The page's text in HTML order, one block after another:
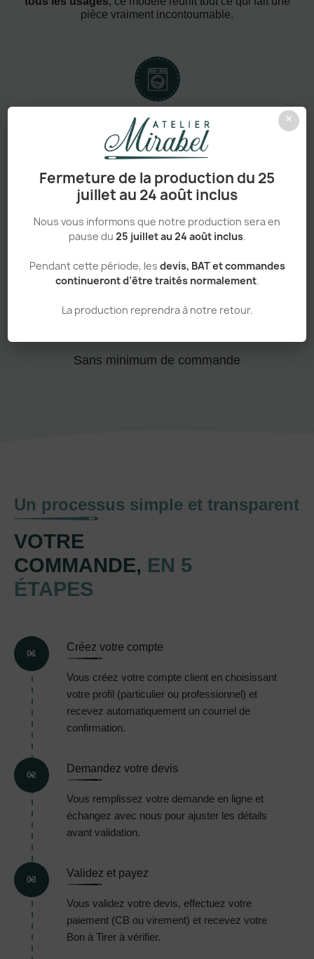
×
Fermeture de la production du 25
juillet au 24 août inclus
Nous vous informons que notre production sera en
pause du 25 juillet au 24 août inclus.
Pendant cette période, les devis, BAT et commandes
continueront d’être traités normalement.
La production reprendra à notre retour.
pièce vraiment incontournable.
Confort absolu & durabilité renforcée
Personnalisation haut de gamme
Adapté aux pros comme aux particuliers
Sans minimum de commande
Un processus simple et transparent
VOTRE
COMMANDE, EN 5
ÉTAPES
01
Créez votre compte
Vous créez votre compte client en choisissant
votre profil (particulier ou professionnel) et
recevez automatiquement un courriel de
confirmation.
02
Demandez votre devis
Vous remplissez votre demande en ligne et
échangez avec nous pour ajuster les détails
avant validation.
03
Validez et payez
Vous validez votre devis, effectuez votre
paiement (CB ou virement) et recevez votre
Bon à Tirer à vérifier.